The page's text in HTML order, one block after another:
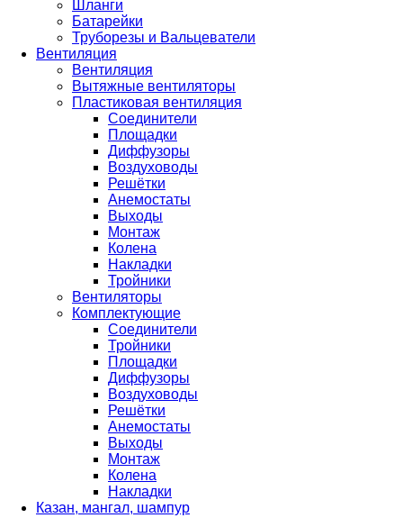
Шланги
Батарейки
Труборезы и Вальцеватели
Вентиляция
Вентиляция
Вытяжные вентиляторы
Пластиковая вентиляция
Соединители
Площадки
Диффузоры
Воздуховоды
Решётки
Анемостаты
Выходы
Монтаж
Колена
Накладки
Тройники
Вентиляторы
Комплектующие
Соединители
Тройники
Площадки
Диффузоры
Воздуховоды
Решётки
Анемостаты
Выходы
Монтаж
Колена
Накладки
Казан, мангал, шампур